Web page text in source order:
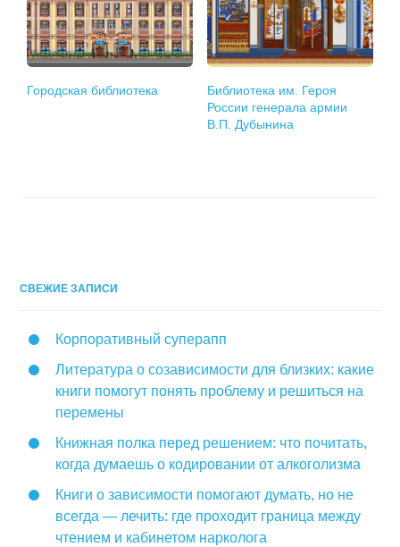
Городская библиотека
Библиотека им. Героя
России генерала армии
В.П. Дубынина
СВЕЖИЕ ЗАПИСИ
Корпоративный суперапп
Литература о созависимости для близких: какие
книги помогут понять проблему и решиться на
перемены
Книжная полка перед решением: что почитать,
когда думаешь о кодировании от алкоголизма
Книги о зависимости помогают думать, но не
всегда — лечить: где проходит граница между
чтением и кабинетом нарколога